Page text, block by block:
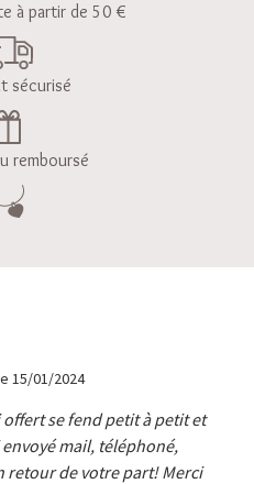
à partir de 50 €
sécurisé
remboursé
15/01/2024
se fend petit à petit et
mail, téléphoné,
retour de votre part! Merci